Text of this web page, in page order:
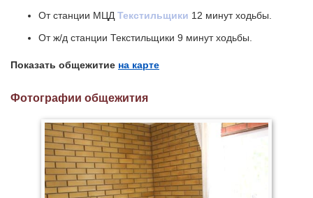
От станции МЦДТекстильщики 12 минут ходьбы.
От ж/д станции Текстильщики 9 минут ходьбы.
Показать общежитие на карте
Фотографии общежития